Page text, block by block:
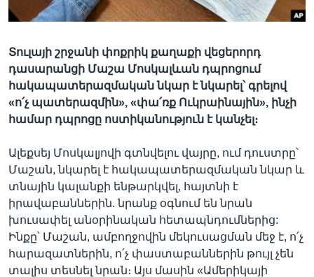
Տուլայի շրջանի փոքրիկ քաղաքի վեցերորդ
դասարանցի Մաշա Մոսկալևան դպրոցում
հակապատերազմական նկար է նկարել՝ գրելով
«ո՛չ պատերազմին», «փա՛ռք Ուկրաինային», ինչի
համար դպրոցը ոստիկանություն է կանչել։
Ալեքսեյ Մոսկալյովի գտնվելու վայրը, ում դուստրը՝
Մաշան, նկարել է հակապատերազմական նկար և
տնային կալանքի ենթարկվել, հայտնի է
իրավաբաններին. նրանք օգնում են նրան
խուսափել անօրինական հետապնդումներից:
Ինքը՝ Մաշան, ամբողջովին մեկուսացման մեջ է, ո՛չ
հարազատներին, ո՛չ փաստաբաններին թույլ չեն
տալիս տեսնել նրան։ Այս մասին «Ամերիկայի